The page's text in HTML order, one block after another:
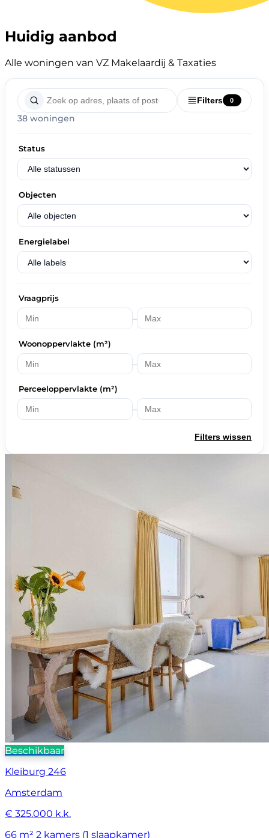
Huidig aanbod
Alle woningen van VZ Makelaardij & Taxaties
Filters 0
38 woningen
Status
Objecten
Energielabel
Vraagprijs
–
Woonoppervlakte (m²)
–
Perceeloppervlakte (m²)
–
Filters wissen
Beschikbaar
Kleiburg 246
Amsterdam
€ 325.000 k.k.
66 m² 2 kamers (1 slaapkamer)